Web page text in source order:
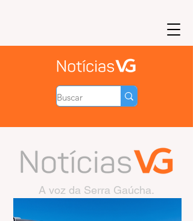
A voz da Serra Gaúcha.